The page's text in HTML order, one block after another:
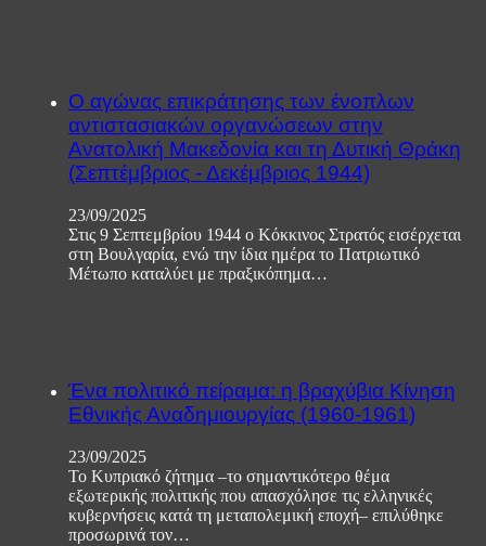
Ο αγώνας επικράτησης των ένοπλων
αντιστασιακών οργανώσεων στην
Ανατολική Μακεδονία και τη Δυτική Θράκη
(Σεπτέμβριος - Δεκέμβριος 1944)
23/09/2025
Στις 9 Σεπτεμβρίου 1944 ο Κόκκινος Στρατός εισέρχεται
στη Βουλγαρία, ενώ την ίδια ημέρα το Πατριωτικό
Μέτωπο καταλύει με πραξικόπημα…
Ένα πολιτικό πείραμα: η βραχύβια Κίνηση
Εθνικής Αναδημιουργίας (1960-1961)
23/09/2025
Το Κυπριακό ζήτημα –το σημαντικότερο θέμα
εξωτερικής πολιτικής που απασχόλησε τις ελληνικές
κυβερνήσεις κατά τη μεταπολεμική εποχή– επιλύθηκε
προσωρινά τον…